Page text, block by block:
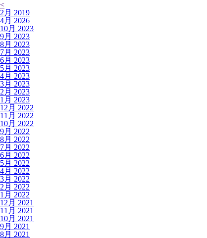
<
2月 2019
4月 2026
10月 2023
9月 2023
8月 2023
7月 2023
6月 2023
5月 2023
4月 2023
3月 2023
2月 2023
1月 2023
12月 2022
11月 2022
10月 2022
9月 2022
8月 2022
7月 2022
6月 2022
5月 2022
4月 2022
3月 2022
2月 2022
1月 2022
12月 2021
11月 2021
10月 2021
9月 2021
8月 2021